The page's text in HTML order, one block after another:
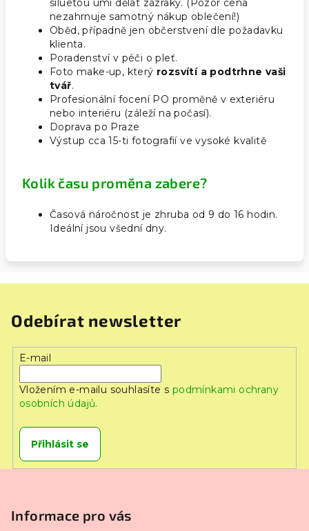
siluetou umí dělat zázraky. (Pozor cena
nezahrnuje samotný nákup oblečení!)
Oběd, případně jen občerstvení dle požadavku
klienta.
Poradenství v péči o pleť.
Foto make-up, který rozsvítí a podtrhne vaši
tvář.
Profesionální focení PO proměně v exteriéru
nebo interiéru (záleží na počasí).
Doprava po Praze
Výstup cca 15-ti fotografií ve vysoké kvalitě
Kolik času proměna zabere?
Časová náročnost je zhruba od 9 do 16 hodin.
Ideální jsou všední dny.
Odebírat newsletter
E-mail
Vložením e-mailu souhlasíte s podmínkami ochrany
osobních údajů.
Přihlásit se
Informace pro vás